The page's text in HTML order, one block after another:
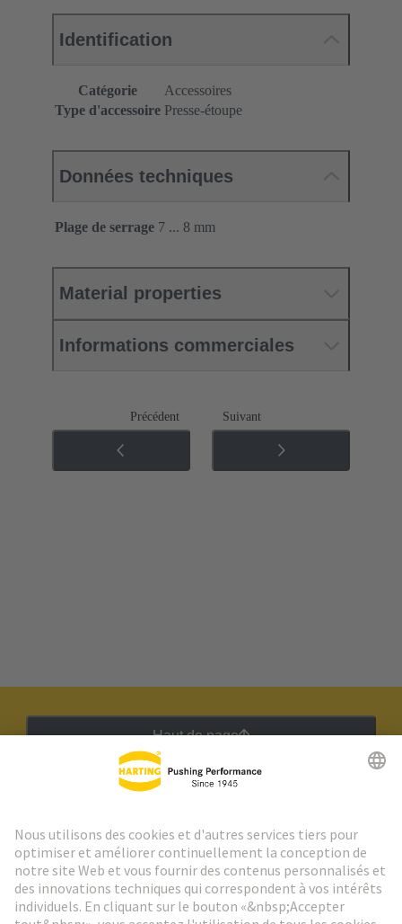
Identification
Catégorie
Accessoires
Type d'accessoire Presse-étoupe
Données techniques
Plage de serrage 7 ... 8 mm
Material properties
Informations commerciales
Précédent Suivant
Haut de page
Aller à l'inscription